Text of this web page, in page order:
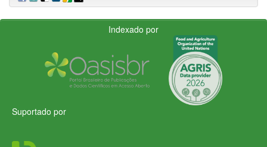
Indexado por
Suportado por